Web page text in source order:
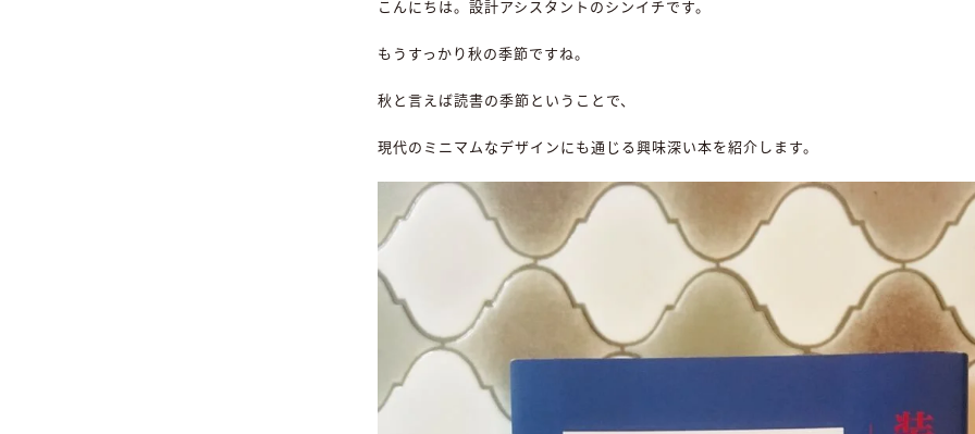
こんにちは。設計アシスタントのシンイチです。
もうすっかり秋の季節ですね。
秋と言えば読書の季節ということで、
現代のミニマムなデザインにも通じる興味深い本を紹介します。